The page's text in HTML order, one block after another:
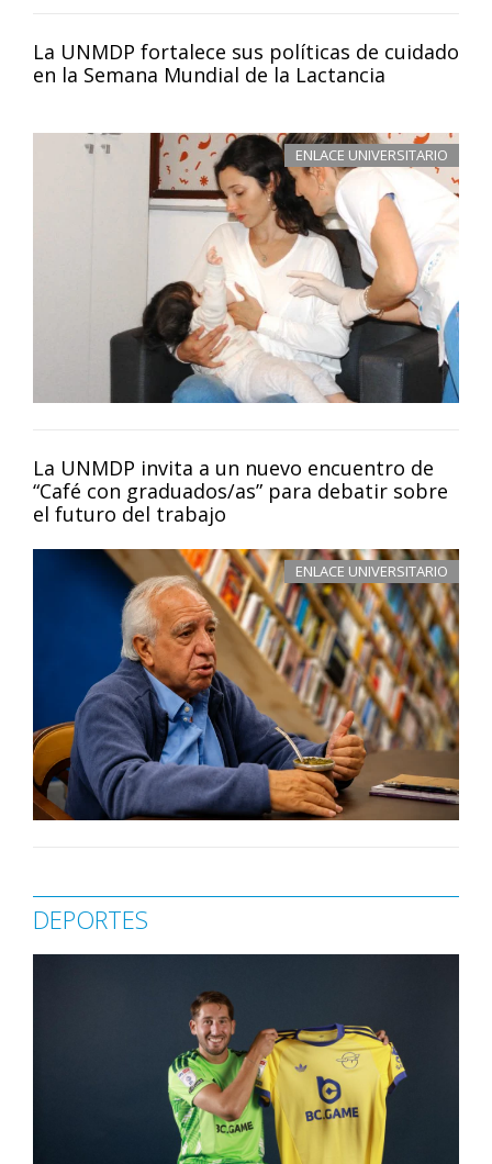
La UNMDP fortalece sus políticas de cuidado
en la Semana Mundial de la Lactancia
ENLACE UNIVERSITARIO
La UNMDP invita a un nuevo encuentro de
“Café con graduados/as” para debatir sobre
el futuro del trabajo
ENLACE UNIVERSITARIO
DEPORTES